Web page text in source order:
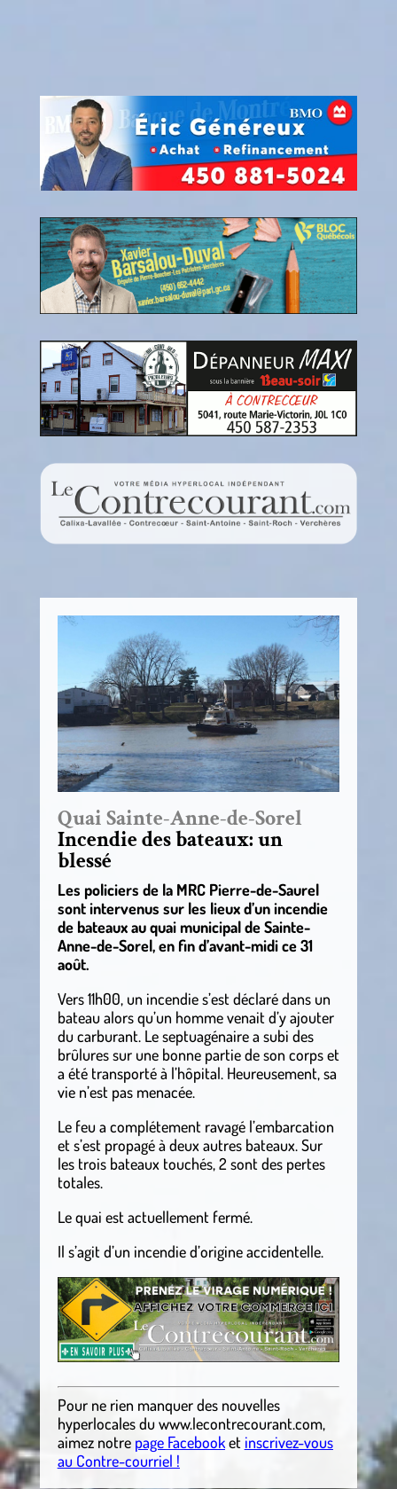
Quai Sainte-Anne-de-Sorel
Incendie des bateaux: un
blessé
Les policiers de la MRC Pierre-de-Saurel
sont intervenus sur les lieux d’un incendie
de bateaux au quai municipal de Sainte-
Anne-de-Sorel, en fin d’avant-midi ce 31
août.
Vers 11h00, un incendie s’est déclaré dans un
bateau alors qu’un homme venait d’y ajouter
du carburant. Le septuagénaire a subi des
brûlures sur une bonne partie de son corps et
a été transporté à l’hôpital. Heureusement, sa
vie n’est pas menacée.
Le feu a complétement ravagé l’embarcation
et s’est propagé à deux autres bateaux. Sur
les trois bateaux touchés, 2 sont des pertes
totales.
Le quai est actuellement fermé.
Il s’agit d’un incendie d’origine accidentelle.
Pour ne rien manquer des nouvelles
hyperlocalesdu www.lecontrecourant.com,
aimez notre page Facebooket inscrivez-vous
au Contre-courriel !